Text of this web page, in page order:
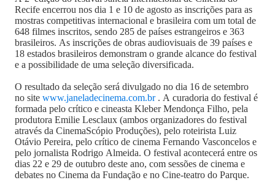
Recife encerrou nos dia 1 e 10 de agosto as inscrições para as
mostras competitivas internacional e brasileira com um total de
648 filmes inscritos, sendo 285 de países estrangeiros e 363
brasileiros. As inscrições de obras audiovisuais de 39 países e
18 estados brasileiros demonstram o grande alcance do festival
e a possibilidade de uma seleção diversificada.
O resultado da seleção será divulgado no dia 16 de setembro
no site www.janeladecinema.com.br. A curadoria do festival é
formada pelo crítico e cineasta Kleber Mendonça Filho, pela
produtora Emilie Lesclaux (ambos organizadores do festival
através da CinemaScópio Produções), pelo roteirista Luiz
Otávio Pereira, pelo crítico de cinema Fernando Vasconcelos e
pelo jornalista Rodrigo Almeida. O festival acontecerá entre os
dias 22 e 29 de outubro deste ano, com sessões de cinema e
debates no Cinema da Fundação e no Cine-teatro do Parque.